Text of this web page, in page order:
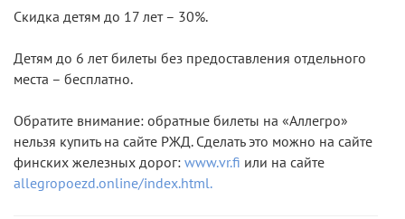
Скидка детям до 17 лет – 30%.
Детям до 6 лет билеты без предоставления отдельного
места – бесплатно.
Обратите внимание: обратные билеты на «Аллегро»
нельзя купить на сайте РЖД. Сделать это можно на сайте
финских железных дорог: www.vr.fi или на сайте
allegropoezd.online/index.html.